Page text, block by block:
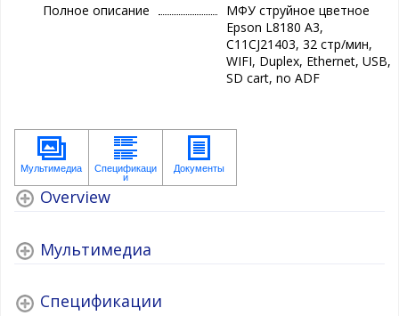
Полное описание
МФУ струйное цветное
Epson L8180 А3,
C11CJ21403, 32 стр/мин,
WIFI, Duplex, Ethernet, USB,
SD cart, no ADF
Overview
Мультимедиа
Спецификации